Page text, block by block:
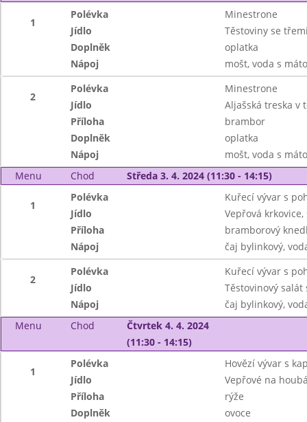
1
Polévka
Minestrone
Jídlo
Těstoviny se
Doplněk
oplatka
Nápoj
mošt, voda s
2
Polévka
Minestrone
Jídlo
Aljašská treska v
Příloha
brambor
Doplněk
oplatka
Nápoj
mošt, voda s
Menu
Chod Středa 3. 4. 2024 (11:30 - 14:15)
1
Polévka
Kuřecí vývar s
Jídlo
Vepřová
Příloha
bramborový
Nápoj
čaj bylinkový,
2
Polévka
Kuřecí vývar s
Jídlo
Těstovinový salát
Nápoj
čaj bylinkový,
Menu
Chod
Čtvrtek 4. 4. 2024
(11:30 - 14:15)
1
Polévka
Hovězí vývar s
Jídlo
Vepřové na
Příloha
rýže
Doplněk
ovoce